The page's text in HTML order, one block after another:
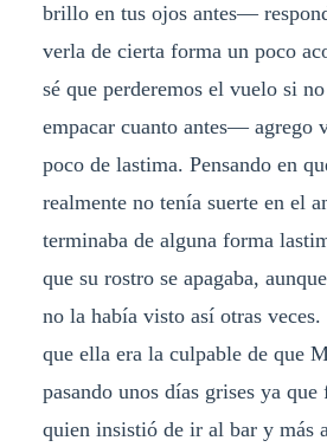
brillo en tus ojos antes—
verla de cierta forma un poco
sé que perderemos el vuelo si
empacar cuanto antes— agrego
poco de lastima. Pensando en
realmente no tenía suerte en el
terminaba de alguna forma
que su rostro se apagaba,
no la había visto así otras
que ella era la culpable de que
pasando unos días grises ya
quien insistió de ir al bar y más